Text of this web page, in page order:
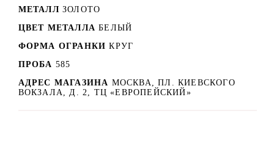
МЕТАЛЛ ЗОЛОТО
ЦВЕТ МЕТАЛЛА БЕЛЫЙ
ФОРМА ОГРАНКИ КРУГ
ПРОБА 585
АДРЕС МАГАЗИНА МОСКВА, ПЛ. КИЕВСКОГО
ВОКЗАЛА, Д. 2, ТЦ «ЕВРОПЕЙСКИЙ»